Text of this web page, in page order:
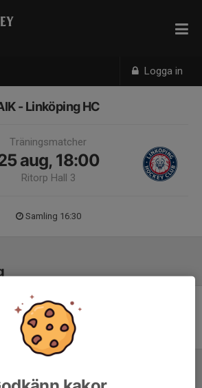
Logga in
- Linköping HC
Träningsmatcher
aug, 18:00
Ritorp Hall 3
Samling 16:30
Ingen uppställning ifylld